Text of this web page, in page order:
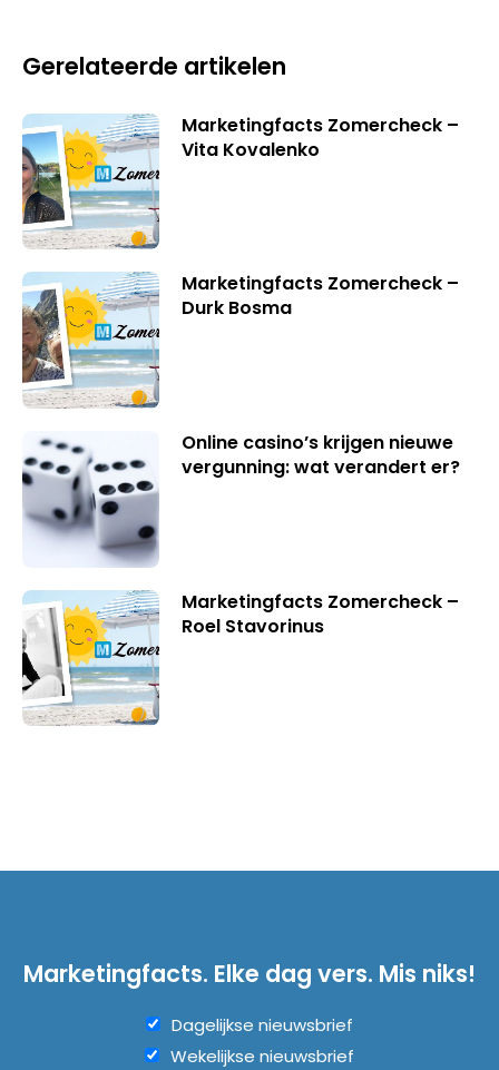
Gerelateerde artikelen
Marketingfacts Zomercheck –
Vita Kovalenko
Marketingfacts Zomercheck –
Durk Bosma
Online casino’s krijgen nieuwe
vergunning: wat verandert er?
Marketingfacts Zomercheck –
Roel Stavorinus
Marketingfacts. Elke dag vers. Mis niks!
Dagelijkse nieuwsbrief
Wekelijkse nieuwsbrief